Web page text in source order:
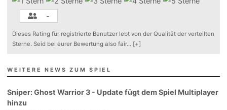
-
Dieses Rating für registrierte Benutzer lebt von der Qualität der verteilten
Sterne. Seid bei eurer Bewertung also fair... [+]
WEITERE NEWS ZUM SPIEL
Sniper: Ghost Warrior 3 - Update fügt dem Spiel Multiplayer
hinzu